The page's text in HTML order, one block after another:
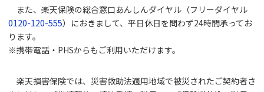
また、楽天保険の総合窓口あんしんダイヤル（フリーダイヤル
0120-120-555）におきまして、平日休日を問わず24時間承ってお
ります。
※携帯電話・PHSからもご利用いただけます。
楽天損害保険では、災害救助法適用地域で被災されたご契約者さ